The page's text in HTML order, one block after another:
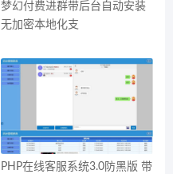
梦幻付费进群带后台自动安装
无加密本地化支
PHP在线客服系统3.0防黑版 带